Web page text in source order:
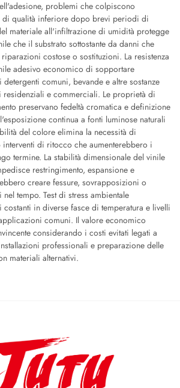
problemi che colpiscono
di qualità inferiore dopo brevi periodi di
materiale all'infiltrazione di umidità protegge
che il substrato sottostante da danni che
costose o sostituzioni. La resistenza
adesivo economico di sopportare
comuni, bevande e altre sostanze
residenziali e commerciali. Le proprietà di
preservano fedeltà cromatica e definizione
continua a fonti luminose naturali
del colore elimina la necessità di
di ritocco che aumenterebbero i
termine. La stabilità dimensionale del vinile
restringimento, espansione e
creare fessure, sovrapposizioni o
tempo. Test di stress ambientale
in diverse fasce di temperatura e livelli
comuni. Il valore economico
considerando i costi evitati legati a
professionali e preparazione delle
materiali alternativi.